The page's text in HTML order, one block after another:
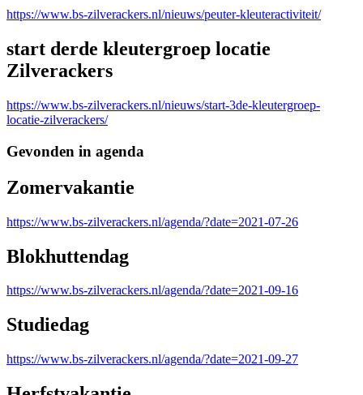
https://www.bs-zilverackers.nl/nieuws/peuter-kleuteractiviteit/
start derde kleutergroep locatie
Zilverackers
https://www.bs-zilverackers.nl/nieuws/start-3de-kleutergroep-
locatie-zilverackers/
Gevonden in agenda
Zomervakantie
https://www.bs-zilverackers.nl/agenda/?date=2021-07-26
Blokhuttendag
https://www.bs-zilverackers.nl/agenda/?date=2021-09-16
Studiedag
https://www.bs-zilverackers.nl/agenda/?date=2021-09-27